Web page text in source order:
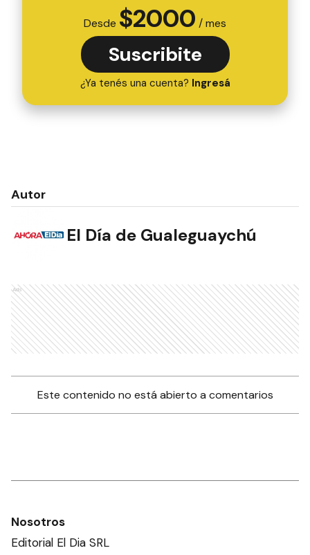
Desde $2000 / mes
Suscribite
¿Ya tenés una cuenta? Ingresá
Autor
El Día de Gualeguaychú
Ads
Este contenido no está abierto a comentarios
Nosotros
Editorial El Dia SRL